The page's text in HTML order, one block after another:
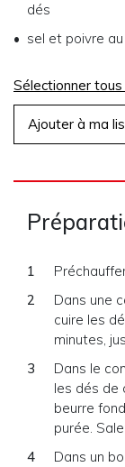
dés
sel et poivre
Sélectionner
Ajouter à ma
Dans une
cuire les
minutes,
Dans le
les dés de
beurre
purée.
Dans un